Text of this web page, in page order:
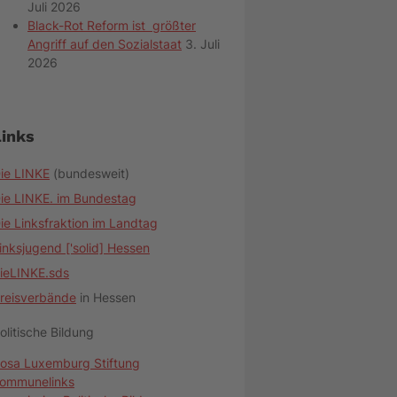
Juli 2026
Black-Rot Reform ist größter
Angriff auf den Sozialstaat 3. Juli
2026
LINKE (bundesweit)
LINKE. im Bundestag
Linksfraktion im Landtag
['solid] Hessen
in Hessen
Bildung
Luxemburg Stiftung